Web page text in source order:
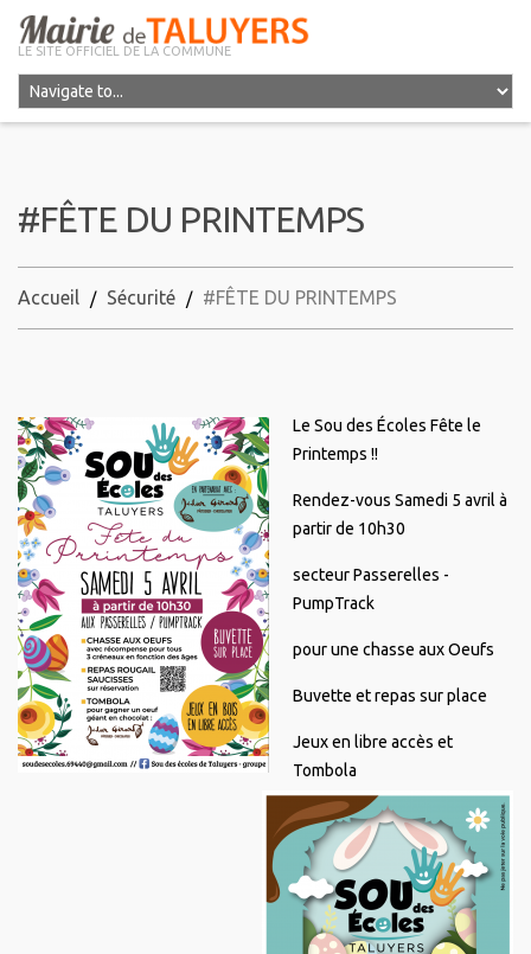
LE SITE OFFICIEL DE LA COMMUNE
#FÊTE DU PRINTEMPS
Accueil Sécurité #FÊTE DU PRINTEMPS
Le Sou des Écoles Fête le
Printemps !!
Rendez-vous Samedi 5 avril à
partir de 10h30
secteur Passerelles -
PumpTrack
pour une chasse aux Oeufs
Buvette et repas sur place
Jeux en libre accès et
Tombola